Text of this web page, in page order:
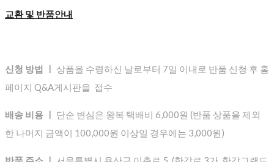
교환 및 반품안내
신청 방법 ㅣ 상품을 수령하신 날로부터 7일 이내로 반품 신청 후 홈
페이지 Q&A게시판을 접수
배송 비용 ㅣ
단순 변심은 왕복 택배비 6,000원 (반품 상품을 제외
한 나머지 금액이 100,000원 이상일 경우에는 3,000원)